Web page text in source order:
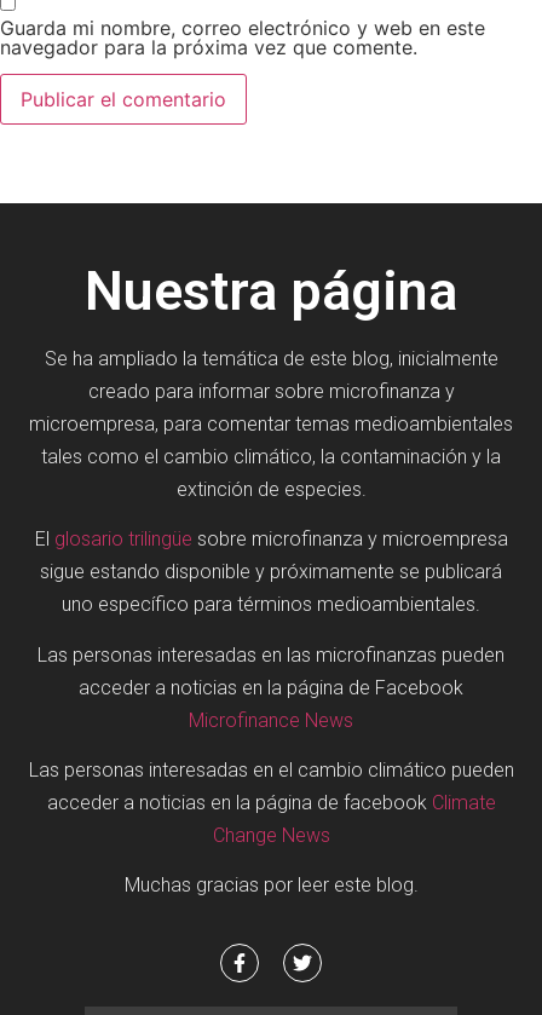
Guarda mi nombre, correo electrónico y web en este
navegador para la próxima vez que comente.
Nuestra página
Se ha ampliado la temática de este blog, inicialmente
creado para informar sobre microfinanza y
microempresa, para comentar temas medioambientales
tales como el cambio climático, la contaminación y la
extinción de especies.
El glosario trilingüe sobre microfinanza y microempresa
sigue estando disponible y próximamente se publicará
uno específico para términos medioambientales.
Las personas interesadas en las microfinanzas pueden
acceder a noticias en la página de Facebook
Microfinance News
Las personas interesadas en el cambio climático pueden
acceder a noticias en la página de facebook Climate
Change News
Muchas gracias por leer este blog.